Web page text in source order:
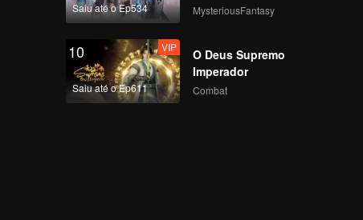
15.福建永安 阿歪粿条
Saiu até o Ep534 MysteriousFantasy
10
Saiu até o Ep611
VIP
O Deus Supremo
Imperador
Combat